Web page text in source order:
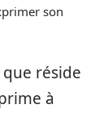
son
que réside
à